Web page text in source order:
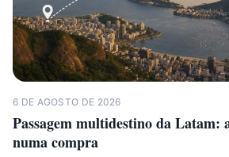
6 DE AGOSTO DE 2026
Passagem multidestino da Latam:
numa compra